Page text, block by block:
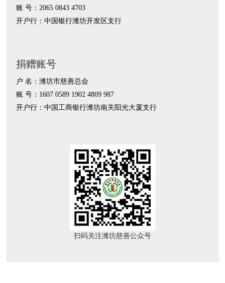
账 号：2065 0843 4703
开户行：中国银行潍坊开发区支行
捐赠账号
户 名：潍坊市慈善总会
账 号：1607 0589 1902 4809 987
开户行：中国工商银行潍坊南关阳光大厦支行
扫码关注潍坊慈善公众号